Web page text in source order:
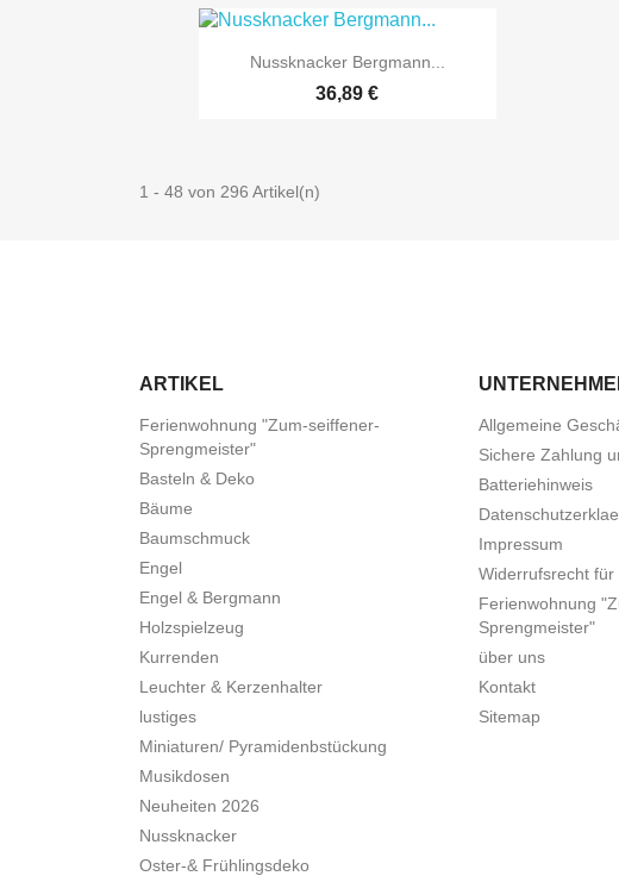
 Vorschau
Nussknacker Bergmann...
36,89 €
1 - 48 von 296 Artikel(n)
ARTIKEL
Ferienwohnung "Zum-seiffener-
Sprengmeister"
Basteln & Deko
Bäume
Baumschmuck
Engel
Engel & Bergmann
Holzspielzeug
Kurrenden
Leuchter & Kerzenhalter
lustiges
Miniaturen/ Pyramidenbstückung
Musikdosen
Neuheiten 2026
Nussknacker
Oster-& Frühlingsdeko
Allgemeine
Sichere Zahlung
Batteriehinweis
Impressum
Widerrufsrecht für
Ferienwohnung
Sprengmeister"
über uns
Kontakt
Sitemap